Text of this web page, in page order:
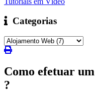
Categorias
Como efetuar
?